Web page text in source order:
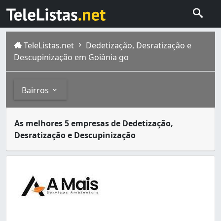
TeleListas.net
Dedetização, Desratização e
Descupinização em Goiânia go
Bairros
Aeroviário (1)
Bairro Santa Rita (1)
Conjunto Residencial Aruanã II (1)
Ipiranga (3)
As melhores 5 empresas de Dedetização,
Desratização e Descupinização
Goiânia é a capital de Goiás, com população estimada